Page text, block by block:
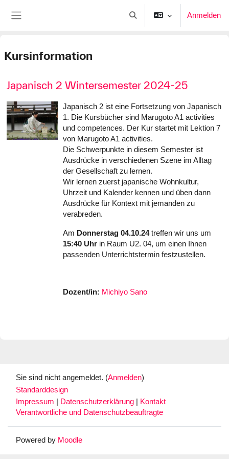
Sucheingabe umschalten
Anmelden
Kursinformation
Japanisch 2 Wintersemester 2024-25
Japanisch 2 ist eine Fortsetzung von Japanisch
1. Die Kursbücher sind Marugoto A1 activities
und competences. Der Kur startet mit Lektion 7
von Marugoto A1 activities.
Die Schwerpunkte in diesem Semester ist
Ausdrücke in verschiedenen Szene im Alltag
der Gesellschaft zu lernen.
Wir lernen zuerst japanische Wohnkultur,
Uhrzeit und Kalender kennen und üben dann
Ausdrücke für Kontext mit jemanden zu
verabreden.
Am Donnerstag 04.10.24treffen wir uns um
15:40 Uhr in Raum U2. 04, um einen Ihnen
passenden Unterrichtstermin festzustellen.
Dozent/in: Michiyo Sano
Sie sind nicht angemeldet. (Anmelden)
Standarddesign
Impressum
Datenschutzerklärung
Kontakt
Verantwortliche und Datenschutzbeauftragte
Powered by Moodle